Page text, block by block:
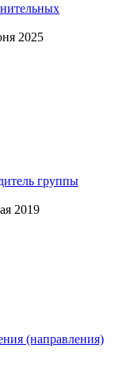
2025
группы
2019
(направления)